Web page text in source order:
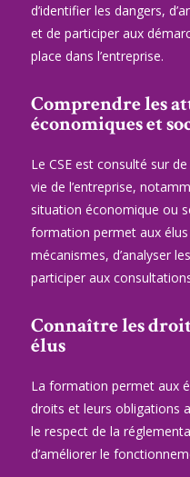
d’identifier les dangers,
et de participer aux
place dans l’entreprise.
Comprendre les
économiques et
Le CSE est consulté sur
vie de l’entreprise,
situation économique ou
formation permet aux
mécanismes, d’analyser
participer aux
Connaître les
élus
La formation permet aux
droits et leurs obligations
le respect de la
d’améliorer le